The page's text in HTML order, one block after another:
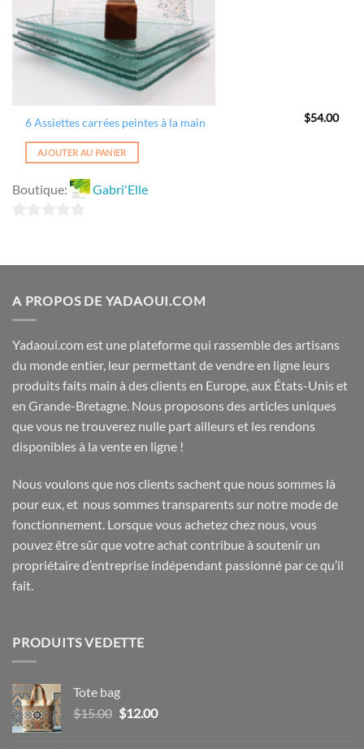
6 Assiettes carrées peintes à la main $54.00
AJOUTER AU PANIER
Boutique: Gabri'Elle
5
A PROPOS DE YADAOUI.COM
Yadaoui.com est une plateforme qui rassemble des artisans
du monde entier, leur permettant de vendre en ligne leurs
produits faits main à des clients en Europe, aux États-Unis et
en Grande-Bretagne. Nous proposons des articles uniques
que vous ne trouverez nulle part ailleurs et les rendons
disponibles à la vente en ligne !
Nous voulons que nos clients sachent que nous sommes là
pour eux, et nous sommes transparents sur notre mode de
fonctionnement. Lorsque vous achetez chez nous, vous
pouvez être sûr que votre achat contribue à soutenir un
propriétaire d’entreprise indépendant passionné par ce qu’il
fait.
PRODUITS VEDETTE
Tote bag
$15.00 Le
$12.00Le